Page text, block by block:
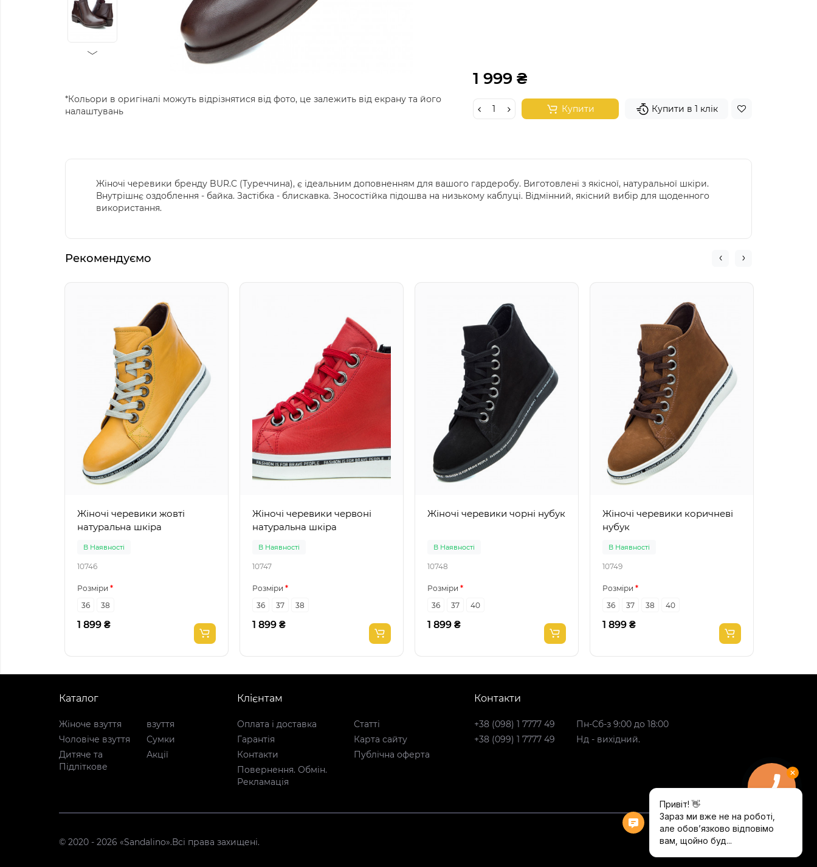
*Кольори в оригіналі можуть відрізнятися від фото, це залежить від екрану та його
налаштувань
1 999 ₴
Купити Купити в 1 клік
Жіночі черевики бренду BUR.C (Туреччина), є ідеальним доповненням для вашого гардеробу. Виготовлені з якісної, натуральної шкіри.
Внутрішнє оздоблення - байка. Застібка - блискавка. Зносостійка підошва на низькому каблуці. Відмінний, якісний вибір для щоденного
використання.
Рекомендуємо
Жіночі черевики жовті
натуральна шкіра
В Наявності
10746
Розміри
36
38
1 899 ₴
Жіночі черевики червоні
натуральна шкіра
В Наявності
10747
Розміри
36
37 38
1 899 ₴
Жіночі черевики чорні нубук
В Наявності
10748
Розміри
36
37 40
1 899 ₴
Жіночі черевики коричневі
нубук
В Наявності
10749
Розміри
36
37 38 40
1 899 ₴
Каталог
Жіноче взуття
Чоловіче взуття
Дитяче та
Підліткове
взуття
Сумки
Акції
Клієнтам
Оплата і доставка
Гарантія
Контакти
Повернення. Обмін.
Рекламація
Статті
Карта сайту
Публічна оферта
Контакти
+38 (098) 1 7777 49
+38 (099) 1 7777 49
Пн-Сб-з 9:00 до 18:00
Нд - вихідний.
© 2020 - 2026 «Sandalino».Всі права захищені.